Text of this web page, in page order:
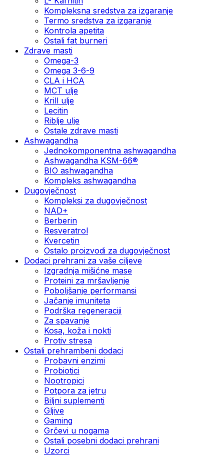
Kompleksna sredstva za izgaranje
Termo sredstva za izgaranje
Kontrola apetita
Ostali fat burneri
Zdrave masti
Omega-3
Omega 3-6-9
CLA i HCA
MCT ulje
Krill ulje
Lecitin
Riblje ulje
Ostale zdrave masti
Ashwagandha
Jednokomponentna ashwagandha
Ashwagandha KSM-66®
BIO ashwagandha
Kompleks ashwagandha
Dugovječnost
Kompleksi za dugovječnost
NAD+
Berberin
Resveratrol
Kvercetin
Ostalo proizvodi za dugovječnost
Dodaci prehrani za vaše ciljeve
Izgradnja mišićne mase
Proteini za mršavljenje
Poboljšanje performansi
Jačanje imuniteta
Podrška regeneraciji
Za spavanje
Kosa, koža i nokti
Protiv stresa
Ostali prehrambeni dodaci
Probavni enzimi
Probiotici
Nootropici
Potpora za jetru
Biljni suplementi
Gljive
Gaming
Grčevi u nogama
Ostali posebni dodaci prehrani
Uzorci